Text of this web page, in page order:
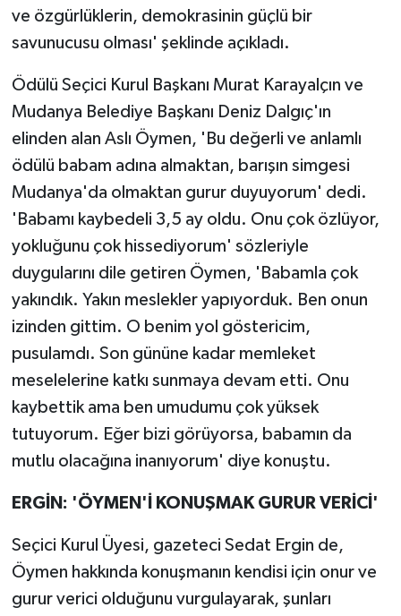
ve özgürlüklerin, demokrasinin güçlü bir
savunucusu olması' şeklinde açıkladı.
Ödülü Seçici Kurul Başkanı Murat Karayalçın ve
Mudanya Belediye Başkanı Deniz Dalgıç'ın
elinden alan Aslı Öymen, 'Bu değerli ve anlamlı
ödülü babam adına almaktan, barışın simgesi
Mudanya'da olmaktan gurur duyuyorum' dedi.
'Babamı kaybedeli 3,5 ay oldu. Onu çok özlüyor,
yokluğunu çok hissediyorum' sözleriyle
duygularını dile getiren Öymen, 'Babamla çok
yakındık. Yakın meslekler yapıyorduk. Ben onun
izinden gittim. O benim yol göstericim,
pusulamdı. Son gününe kadar memleket
meselelerine katkı sunmaya devam etti. Onu
kaybettik ama ben umudumu çok yüksek
tutuyorum. Eğer bizi görüyorsa, babamın da
mutlu olacağına inanıyorum' diye konuştu.
ERGİN: 'ÖYMEN'İ KONUŞMAK GURUR VERİCİ'
Seçici Kurul Üyesi, gazeteci Sedat Ergin de,
Öymen hakkında konuşmanın kendisi için onur ve
gurur verici olduğunu vurgulayarak, şunları